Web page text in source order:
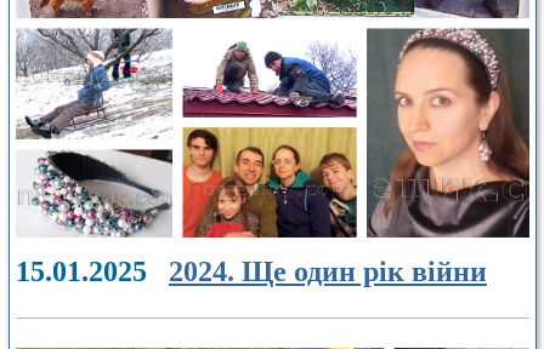
15.01.2025 2024. Ще один рік війни